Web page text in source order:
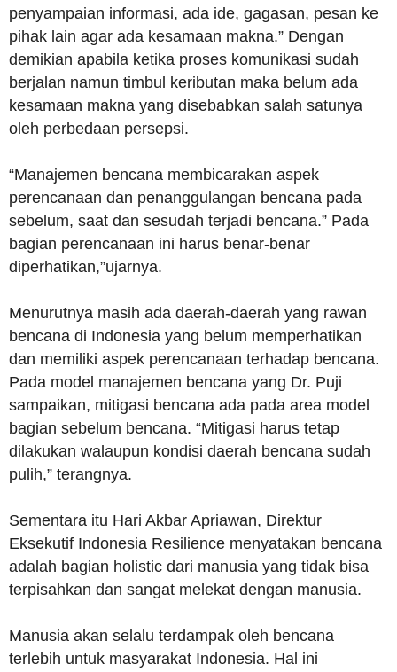
penyampaian informasi, ada ide, gagasan, pesan ke
pihak lain agar ada kesamaan makna.” Dengan
demikian apabila ketika proses komunikasi sudah
berjalan namun timbul keributan maka belum ada
kesamaan makna yang disebabkan salah satunya
oleh perbedaan persepsi.
“Manajemen bencana membicarakan aspek
perencanaan dan penanggulangan bencana pada
sebelum, saat dan sesudah terjadi bencana.” Pada
bagian perencanaan ini harus benar-benar
diperhatikan,”ujarnya.
Menurutnya masih ada daerah-daerah yang rawan
bencana di Indonesia yang belum memperhatikan
dan memiliki aspek perencanaan terhadap bencana.
Pada model manajemen bencana yang Dr. Puji
sampaikan, mitigasi bencana ada pada area model
bagian sebelum bencana. “Mitigasi harus tetap
dilakukan walaupun kondisi daerah bencana sudah
pulih,” terangnya.
Sementara itu Hari Akbar Apriawan, Direktur
Eksekutif Indonesia Resilience menyatakan bencana
adalah bagian holistic dari manusia yang tidak bisa
terpisahkan dan sangat melekat dengan manusia.
Manusia akan selalu terdampak oleh bencana
terlebih untuk masyarakat Indonesia. Hal ini